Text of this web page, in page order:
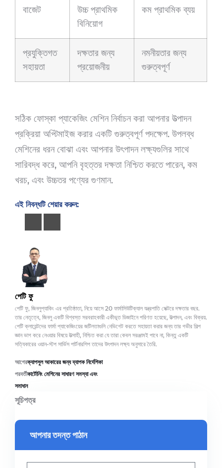
বাজেট
উচ্চ প্রাথমিক
বিনিয়োগ
কম প্রাথমিক ব্যয়
প্রযুক্তিগত
সহায়তা
দক্ষতার জন্য
প্রয়োজনীয়
নমনীয়তার জন্য
গুরুত্বপূর্ণ
সঠিক ফোস্কা প্যাকেজিং মেশিন নির্বাচন করা আপনার উত্পাদন
প্রক্রিয়া অপ্টিমাইজ করার একটি গুরুত্বপূর্ণ পদক্ষেপ. উপলব্ধ
মেশিনের ধরন বোঝা এবং আপনার উৎপাদন লক্ষ্যগুলির সাথে
সারিবদ্ধ করে, আপনি বৃহত্তর দক্ষতা নিশ্চিত করতে পারেন, কম
খরচ, এবং উচ্চতর পণ্যের গুণমান.
এই নিবন্ধটি শেয়ার করুন:
পেটি ফু
পেটি ফু, জিনলুপ্যাকিং এর প্রতিষ্ঠাতা, নিয়ে আসে 20 ফার্মাসিউটিক্যাল যন্ত্রপাতি সেক্টরে দক্ষতার বছর.
তার নেতৃত্বে, জিনলু একটি বিশ্বস্ত সরবরাহকারী একীভূত ডিজাইনে পরিণত হয়েছে, উত্পাদন, এবং বিক্রয়.
পেটি ক্লায়েন্টদের ফার্মা প্যাকেজিংয়ের জটিলতাগুলি নেভিগেট করতে সহায়তা করার জন্য তার গভীর শিল্প
জ্ঞান ভাগ করে নেওয়ার বিষয়ে উত্সাহী, নিশ্চিত করা যে তারা কেবল সরঞ্জামই পাবে না, কিন্তু একটি
সত্যিকারের ওয়ান-স্টপ সার্ভিস পার্টনারশিপ তাদের উৎপাদন লক্ষ্য অনুসারে তৈরি.
আগেরক্যাপসুল আকারের জন্য ব্যাপক নির্দেশিকা
পরবর্তীকার্টোনিং মেশিনের সাধারণ সমস্যা এবং
সমাধান
সূচিপত্র
আপনার তদন্ত পাঠান